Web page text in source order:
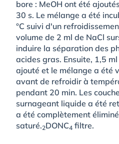
bore : MeOH ont été
30 s. Le mélange a été
°C suivi d'un
volume de 2 ml de NaCl
induire la séparation des
acides gras. Ensuite, 1,5
ajouté et le mélange a été
avant de refroidir à
pendant 20 min. Les
surnageant liquide a été
a été complètement
saturé.2DONC4 filtre.